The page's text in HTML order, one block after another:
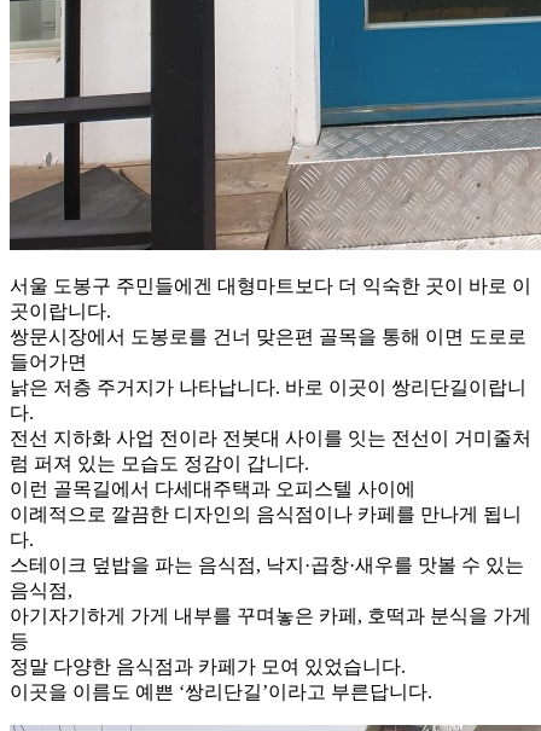
서울 도봉구 주민들에겐 대형마트보다 더 익숙한 곳이 바로 이
곳이랍니다.
쌍문시장에서 도봉로를 건너 맞은편 골목을 통해 이면 도로로
들어가면
낡은 저층 주거지가 나타납니다. 바로 이곳이 쌍리단길이랍니
다.
전선 지하화 사업 전이라 전봇대 사이를 잇는 전선이 거미줄처
럼 퍼져 있는 모습도 정감이 갑니다.
이런 골목길에서 다세대주택과 오피스텔 사이에
이례적으로 깔끔한 디자인의 음식점이나 카페를 만나게 됩니
다.
스테이크 덮밥을 파는 음식점, 낙지·곱창·새우를 맛볼 수 있는
음식점,
아기자기하게 가게 내부를 꾸며놓은 카페, 호떡과 분식을 가게
등
정말 다양한 음식점과 카페가 모여 있었습니다.
이곳을 이름도 예쁜 ‘쌍리단길’이라고 부른답니다.